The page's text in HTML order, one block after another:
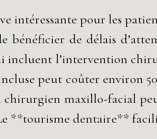
intéressante pour les
bénéficier de délais
l’intervention
peut coûter environ
maxillo-facial
**tourisme dentaire**